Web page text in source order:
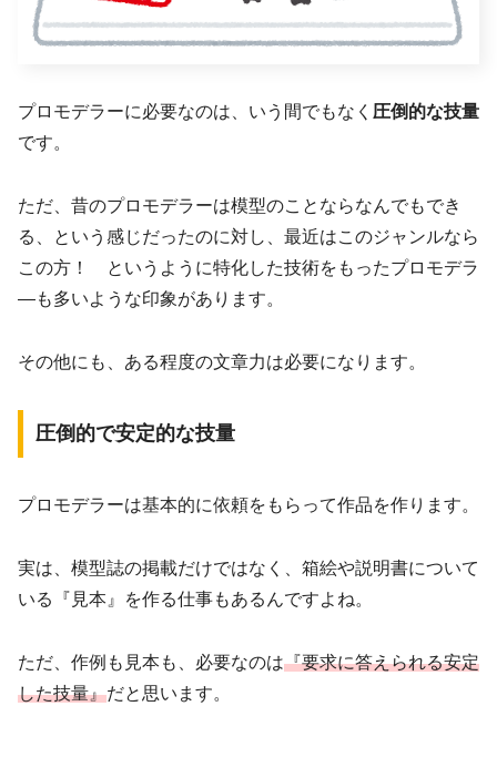
プロモデラーに必要なのは、いう間でもなく 圧倒的な技量
です。
ただ、昔のプロモデラーは模型のことならなんでもでき
る、という感じだったのに対し、最近はこのジャンルなら
この方！ というように特化した技術をもったプロモデラ
―も多いような印象があります。
その他にも、ある程度の文章力は必要になります。
圧倒的で安定的な技量
プロモデラーは基本的に依頼をもらって作品を作ります。
実は、模型誌の掲載だけではなく、箱絵や説明書について
いる『見本』を作る仕事もあるんですよね。
ただ、作例も見本も、必要なのは『要求に答えられる安定
した技量』だと思います。